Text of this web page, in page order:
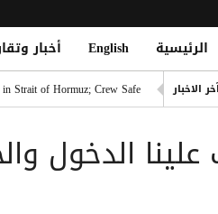
الرئيسية English أخبار
الاخبار
Strait of Hormuz; Crew Safe
خطة حوثية تحت يافطة الدمج
الأطراف الإقليمية الأربعة
الدخول